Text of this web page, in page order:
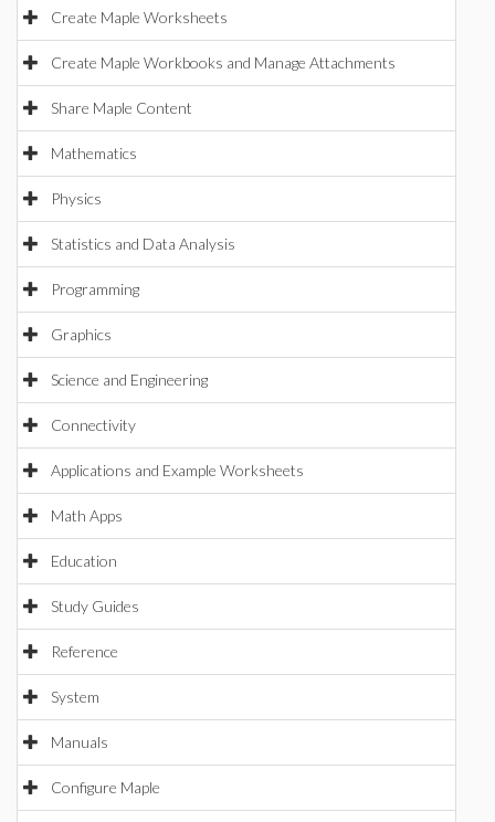
Create Maple Worksheets
Create Maple Workbooks and Manage Attachments
Share Maple Content
Mathematics
Physics
Statistics and Data Analysis
Programming
Graphics
Science and Engineering
Connectivity
Applications and Example Worksheets
Math Apps
Education
Study Guides
Reference
System
Manuals
Configure Maple